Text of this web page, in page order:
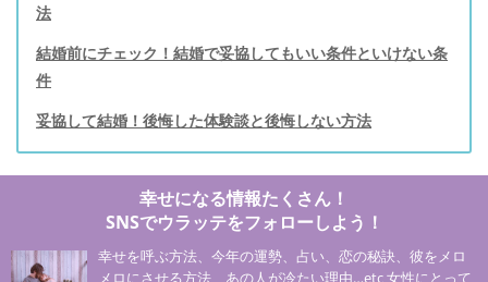
法
結婚前にチェック！結婚で妥協してもいい条件といけない条
件
妥協して結婚！後悔した体験談と後悔しない方法
幸せになる情報たくさん！
SNSでウラッテをフォローしよう！
幸せを呼ぶ方法、今年の運勢、占い、恋の秘訣、彼をメロ
メロにさせる方法、あの人が冷たい理由…etc 女性にとって